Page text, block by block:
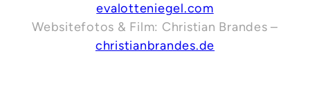
evalotteniegel.com
Websitefotos & Film: Christian Brandes –
christianbrandes.de